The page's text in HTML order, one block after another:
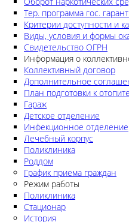
Тер. программа гос.
Критерии доступности и
Виды, условия и формы
Свидетельство ОГРН
Информация о
Коллективный договор
Дополнительное
План подготовки к
Гараж
Детское отделение
Инфекционное отделение
Лечебный корпус
Поликлиника
Роддом
График приема граждан
Режим работы
Поликлиника
Стационар
История